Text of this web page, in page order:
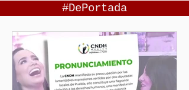
#DePortada